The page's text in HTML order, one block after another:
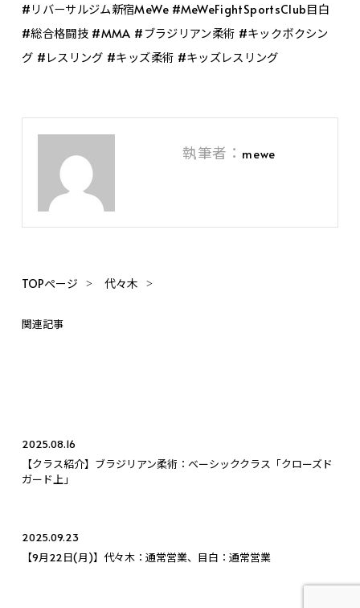
#リバーサルジム新宿MeWe #MeWeFightSportsClub目白
#総合格闘技 #MMA #ブラジリアン柔術 #キックボクシン
グ #レスリング #キッズ柔術 #キッズレスリング
執筆者： mewe
TOPページ 代々木
関連記事
2025.08.16
【クラス紹介】ブラジリアン柔術：ベーシッククラス「クローズド
ガード上」
2025.09.23
【9月22日(月)】代々木：通常営業、目白：通常営業